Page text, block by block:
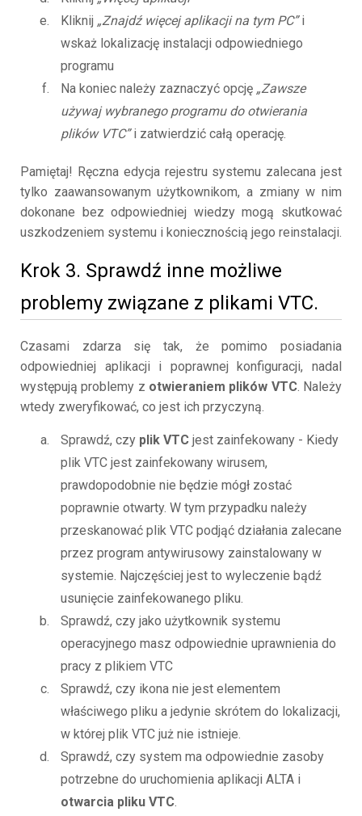
Kliknij „Znajdź więcej aplikacji na tym PC”i
wskaż lokalizację instalacji odpowiedniego
programu
Na koniec należy zaznaczyć opcję „Zawsze
używaj wybranego programu do otwierania
plików VTC”i zatwierdzić całą operację.
Pamiętaj! Ręczna edycja rejestru systemu zalecana jest
tylko zaawansowanym użytkownikom, a zmiany w nim
dokonane bez odpowiedniej wiedzy mogą skutkować
uszkodzeniem systemu i koniecznością jego reinstalacji.
Krok 3. Sprawdź inne możliwe
problemy związane z plikami VTC.
Czasami zdarza się tak, że pomimo posiadania
odpowiedniej aplikacji i poprawnej konfiguracji, nadal
występują problemy z otwieraniem plików VTC. Należy
wtedy zweryfikować, co jest ich przyczyną.
Sprawdź, czy plik VTC jest zainfekowany - Kiedy
plik VTC jest zainfekowany wirusem,
prawdopodobnie nie będzie mógł zostać
poprawnie otwarty. W tym przypadku należy
przeskanować plik VTC podjąć działania zalecane
przez program antywirusowy zainstalowany w
systemie. Najczęściej jest to wyleczenie bądź
usunięcie zainfekowanego pliku.
Sprawdź, czy jako użytkownik systemu
operacyjnego masz odpowiednie uprawnienia do
pracy z plikiem VTC
Sprawdź, czy ikona nie jest elementem
właściwego pliku a jedynie skrótem do lokalizacji,
w której plik VTC już nie istnieje.
Sprawdź, czy system ma odpowiednie zasoby
potrzebne do uruchomienia aplikacji ALTA i
otwarcia pliku VTC.